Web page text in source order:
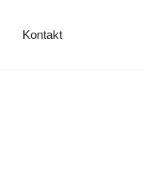
Kontakt